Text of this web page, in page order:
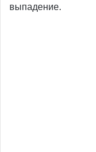
выпадение.